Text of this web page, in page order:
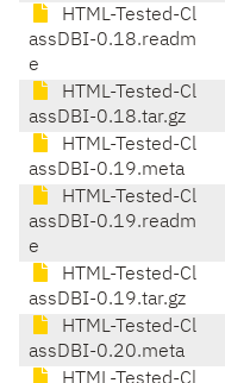
HTML-Tested-Cl
assDBI-0.18.readm
e
HTML-Tested-Cl
assDBI-0.18.tar.gz
HTML-Tested-Cl
assDBI-0.19.meta
HTML-Tested-Cl
assDBI-0.19.readm
e
HTML-Tested-Cl
assDBI-0.19.tar.gz
HTML-Tested-Cl
assDBI-0.20.meta